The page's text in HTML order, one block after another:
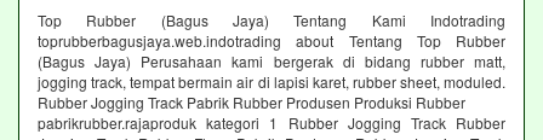
Top Rubber (Bagus Jaya) Tentang Kami Indotrading
toprubberbagusjaya.web.indotrading about Tentang Top Rubber
(Bagus Jaya) Perusahaan kami bergerak di bidang rubber matt,
jogging track, tempat bermain air di lapisi karet, rubber sheet, moduled.
Rubber Jogging Track Pabrik Rubber Produsen Produksi Rubber
pabrikrubber.rajaproduk kategori 1 Rubber Jogging Track Rubber